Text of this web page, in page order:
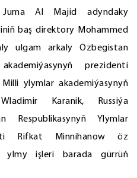
Juma Al Majid adyndaky
baş direktory Mohammed
ulgam arkaly Özbegistan
prezidenti
ylymlar akademiýasynyň
Karanik, Russiýa
Respublikasynyň Ylymlar
Rifkat Minnihanow öz
ylmy işleri barada gürrüň